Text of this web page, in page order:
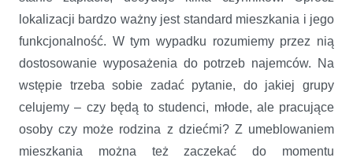
lokalizacji bardzo ważny jest standard mieszkania i jego
funkcjonalność. W tym wypadku rozumiemy przez nią
dostosowanie wyposażenia do potrzeb najemców. Na
wstępie trzeba sobie zadać pytanie, do jakiej grupy
celujemy – czy będą to studenci, młode, ale pracujące
osoby czy może rodzina z dziećmi? Z umeblowaniem
mieszkania można też zaczekać do momentu